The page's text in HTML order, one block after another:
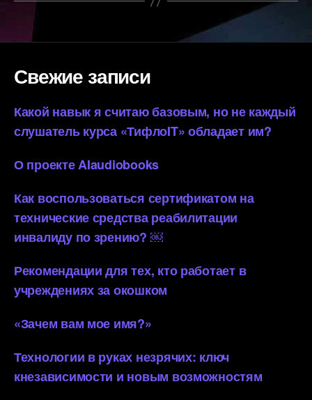
Свежие записи
Какой навык я считаю базовым, но не каждый
слушатель курса «ТифлоIT» обладает им?
О проекте AIaudiobooks
Как воспользоваться сертификатом на
технические средства реабилитации
инвалиду по зрению? ￼
Рекомендации для тех, кто работает в
учреждениях за окошком
«Зачем вам мое имя?»
Технологии в руках незрячих: ключ
кнезависимости и новым возможностям